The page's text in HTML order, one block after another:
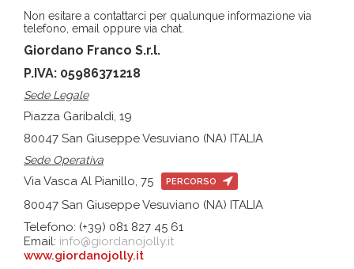
Non esitare a contattarci per qualunque informazione via
telefono, email oppure via chat.
Giordano Franco S.r.l.
P.IVA: 05986371218
Sede Legale
Piazza Garibaldi, 19
80047 San Giuseppe Vesuviano (NA) ITALIA
Sede Operativa
Via Vasca Al Pianillo, 75 PERCORSO
80047 San Giuseppe Vesuviano (NA) ITALIA
Telefono: (+39) 081 827 45 61
Email: info@giordanojolly.it
www.giordanojolly.it